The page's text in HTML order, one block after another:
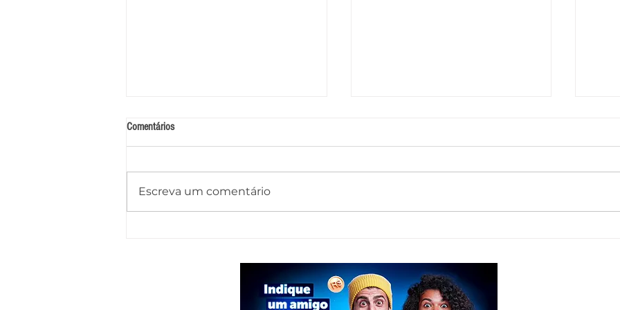
conjunta das polícias de AL e PE
Inhapi
Comentários
Escreva um comentário